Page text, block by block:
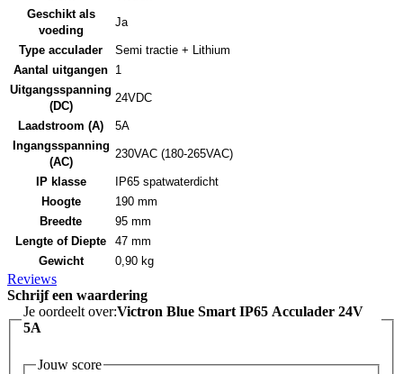
Geschikt als
voeding
Ja
Type acculader
Semi tractie + Lithium
Aantal uitgangen 1
Uitgangsspanning
(DC)
24VDC
Laadstroom (A)
5A
Ingangsspanning
(AC)
230VAC (180-265VAC)
IP klasse
IP65 spatwaterdicht
Hoogte
190 mm
Breedte
95 mm
Lengte of Diepte
47 mm
Gewicht
0,90 kg
Reviews
Schrijf een waardering
Je oordeelt over:Victron Blue Smart IP65 Acculader 24V
5A
Jouw score